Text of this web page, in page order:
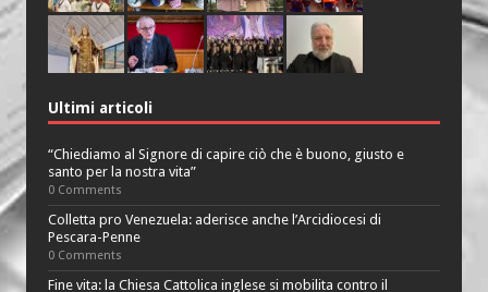
Ultimi articoli
“Chiediamo al Signore di capire ciò che è buono, giusto e
santo per la nostra vita”
0 Comments
Colletta pro Venezuela: aderisce anche l’Arcidiocesi di
Pescara-Penne
0 Comments
Fine vita: la Chiesa Cattolica inglese si mobilita contro il